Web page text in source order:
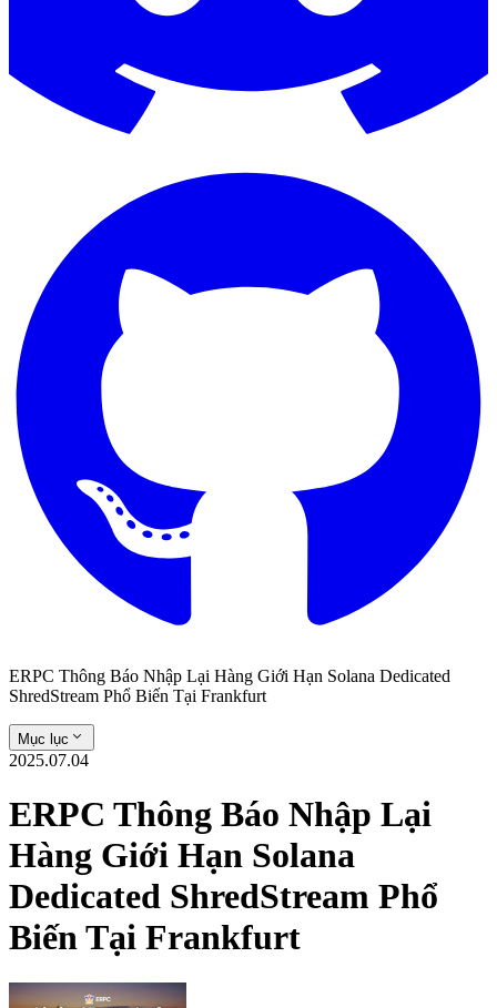
ERPC Thông Báo Nhập Lại Hàng Giới Hạn Solana Dedicated
ShredStream Phổ Biến Tại Frankfurt
Mục lục
2025.07.04
ERPC Thông Báo Nhập Lại
Hàng Giới Hạn Solana
Dedicated ShredStream Phổ
Biến Tại Frankfurt